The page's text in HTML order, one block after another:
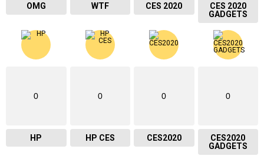
OMG WTF CES 2020
CES 2020
GADGETS
0
HP
0
HP CES
0
CES2020
0
CES2020
GADGETS